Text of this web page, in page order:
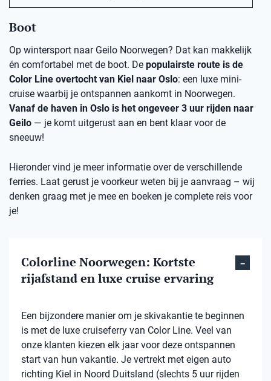
Boot
Op wintersport naar Geilo Noorwegen? Dat kan makkelijk
én comfortabel met de boot. De populairste route is de
Color Line overtocht van Kiel naar Oslo: een luxe mini-
cruise waarbij je ontspannen aankomt in Noorwegen.
Vanaf de haven in Oslo is het ongeveer 3 uur rijden naar
Geilo — je komt uitgerust aan en bent klaar voor de
sneeuw!
Hieronder vind je meer informatie over de verschillende
ferries. Laat gerust je voorkeur weten bij je aanvraag – wij
denken graag met je mee en boeken je complete reis voor
je!
Colorline Noorwegen: Kortste
rijafstand en luxe cruise ervaring
Een bijzondere manier om je skivakantie te beginnen
is met de luxe cruiseferry van Color Line. Veel van
onze klanten kiezen elk jaar voor deze ontspannen
start van hun vakantie. Je vertrekt met eigen auto
richting Kiel in Noord Duitsland (slechts 5 uur rijden